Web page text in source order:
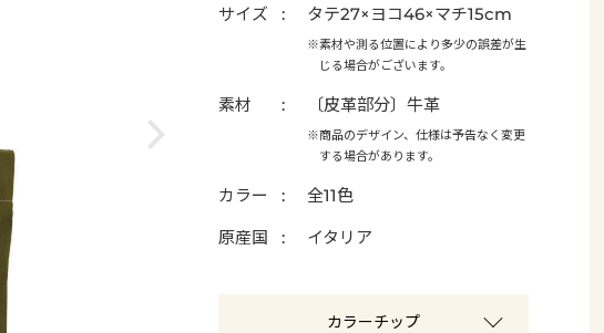
サイズ タテ27×ヨコ46×マチ15cm
※素材や測る位置により多少の誤差が生
じる場合がございます。
素材 〔皮革部分〕牛革
※商品のデザイン、仕様は予告なく変更
する場合があります。
カラー
全11色
原産国
イタリア
カラーチップ